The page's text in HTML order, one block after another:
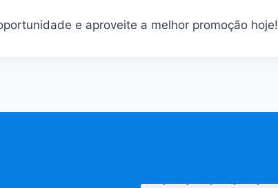
e aproveite a melhor promoção hoje!